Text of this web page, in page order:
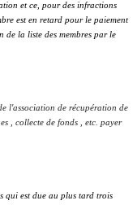
et ce, pour des infractions
est en retard pour le paiement
de la liste des membres par le
l'association de récupération de
, collecte de fonds , etc. payer
qui est due au plus tard trois